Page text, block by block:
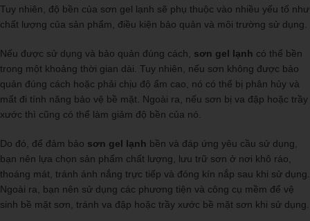
Tuy nhiên, độ bền của sơn gel lạnh sẽ phụ thuộc vào nhiều yếu tố như
chất lượng của sản phẩm, điều kiện bảo quản và môi trường sử dụng.
Nếu được sử dụng và bảo quản đúng cách, sơn gel lạnh có thể bền
trong một khoảng thời gian dài. Tuy nhiên, nếu sơn không được bảo
quản đúng cách hoặc phải chịu độ ẩm cao, nó có thể bị phân hủy và
mất đi tính năng bảo vệ bề mặt. Ngoài ra, nếu sơn bị va đập hoặc trầy
xước thì cũng có thể làm giảm độ bền của nó.
Do đó, để đảm bảo sơn gel lạnh bền và đáp ứng yêu cầu sử dụng,
bạn nên lựa chọn sản phẩm chất lượng, lưu trữ sơn ở nơi khô ráo,
thoáng mát, tránh ánh nắng trực tiếp và đóng kín nắp sau khi sử dụng.
Ngoài ra, bạn nên sử dụng các phương tiện và công cụ mềm để vệ
sinh bề mặt sơn, tránh va đập hoặc trầy xước bề mặt sơn khi sử dụng.